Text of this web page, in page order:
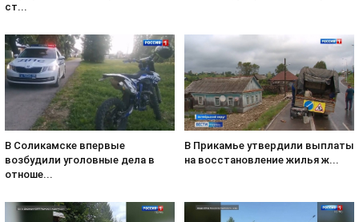
ст...
В Соликамске впервые
возбудили уголовные дела в
отноше...
В Прикамье утвердили выплаты
на восстановление жилья ж...